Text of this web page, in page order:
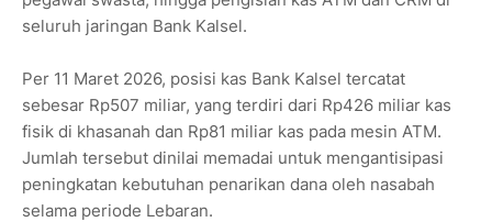
seluruh jaringan Bank Kalsel.
Per 11 Maret 2026, posisi kas Bank Kalsel tercatat
sebesar Rp507 miliar, yang terdiri dari Rp426 miliar kas
fisik di khasanah dan Rp81 miliar kas pada mesin ATM.
Jumlah tersebut dinilai memadai untuk mengantisipasi
peningkatan kebutuhan penarikan dana oleh nasabah
selama periode Lebaran.